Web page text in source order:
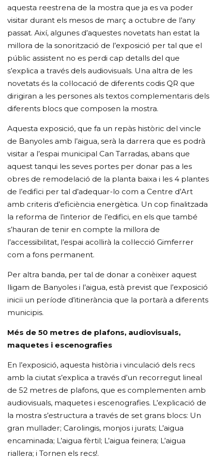
aquesta reestrena de la mostra que ja es va poder
visitar durant els mesos de març a octubre de l’any
passat. Així, algunes d’aquestes novetats han estat la
millora de la sonorització de l’exposició per tal que el
públic assistent no es perdi cap detalls del que
s’explica a través dels audiovisuals. Una altra de les
novetats és la col·locació de diferents codis QR que
dirigiran a les persones als textos complementaris dels
diferents blocs que composen la mostra.
Aquesta exposició, que fa un repàs històric del vincle
de Banyoles amb l’aigua, serà la darrera que es podrà
visitar a l’espai municipal Can Tarradas, abans que
aquest tanqui les seves portes per donar pas a les
obres de remodelació de la planta baixa i les 4 plantes
de l’edifici per tal d’adequar-lo com a Centre d’Art
amb criteris d’eficiència energètica. Un cop finalitzada
la reforma de l’interior de l’edifici, en els que també
s’hauran de tenir en compte la millora de
l’accessibilitat, l’espai acollirà la col·lecció Gimferrer
com a fons permanent.
Per altra banda, per tal de donar a conèixer aquest
lligam de Banyoles i l’aigua, està previst que l’exposició
iniciï un període d’itinerància que la portarà a diferents
municipis.
Més de 50 metres de plafons, audiovisuals,
maquetes i escenografies
En l’exposició, aquesta història i vinculació dels recs
amb la ciutat s’explica a través d’un recorregut lineal
de 52 metres de plafons, que es complementen amb
audiovisuals, maquetes i escenografies. L’explicació de
la mostra s’estructura a través de set grans blocs: Un
gran mullader; Carolingis, monjos i jurats; L’aigua
encaminada; L’aigua fèrtil; L’aigua feinera; L’aigua
riallera; i Tornen els recs!.